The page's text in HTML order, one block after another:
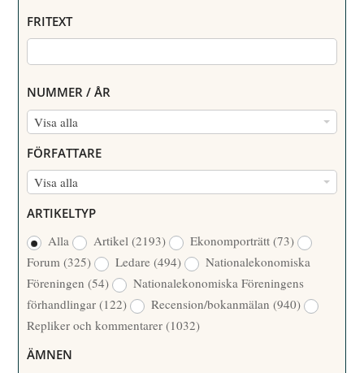
FRITEXT
NUMMER / ÅR
Visa alla
N
M
M
/
Å
R
FÖRFATTARE
Visa alla
R
F
A
T
T
A
R
ARTIKELTYP
Alla
Artikel(2193) Ekonomporträtt(73)
Forum(325) Ledare(494)
Nationalekonomiska
Föreningen(54)
Nationalekonomiska Föreningens
förhandlingar(122) Recension/bokanmälan(940)
Repliker och kommentarer(1032)
ÄMNEN